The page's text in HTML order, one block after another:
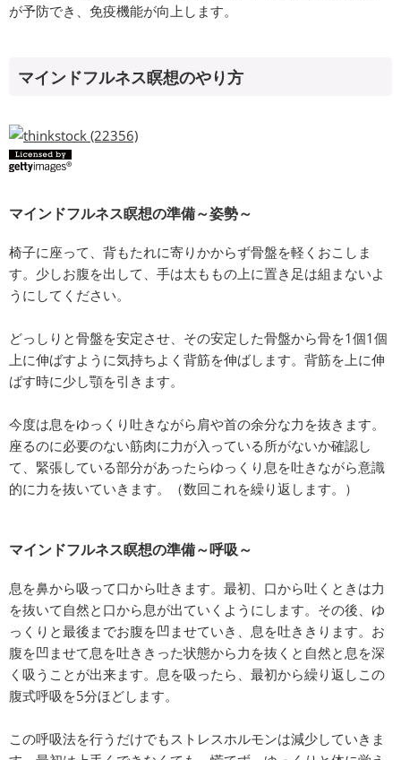
が予防でき、免疫機能が向上します。
マインドフルネス瞑想のやり方
マインドフルネス瞑想の準備～姿勢～
椅子に座って、背もたれに寄りかからず骨盤を軽くおこしま
す。少しお腹を出して、手は太ももの上に置き足は組まないよ
うにしてください。
どっしりと骨盤を安定させ、その安定した骨盤から骨を1個1個
上に伸ばすように気持ちよく背筋を伸ばします。背筋を上に伸
ばす時に少し顎を引きます。
今度は息をゆっくり吐きながら肩や首の余分な力を抜きます。
座るのに必要のない筋肉に力が入っている所がないか確認し
て、緊張している部分があったらゆっくり息を吐きながら意識
的に力を抜いていきます。（数回これを繰り返します。）
マインドフルネス瞑想の準備～呼吸～
息を鼻から吸って口から吐きます。最初、口から吐くときは力
を抜いて自然と口から息が出ていくようにします。その後、ゆ
っくりと最後までお腹を凹ませていき、息を吐ききります。お
腹を凹ませて息を吐ききった状態から力を抜くと自然と息を深
く吸うことが出来ます。息を吸ったら、最初から繰り返しこの
腹式呼吸を5分ほどします。
この呼吸法を行うだけでもストレスホルモンは減少していきま